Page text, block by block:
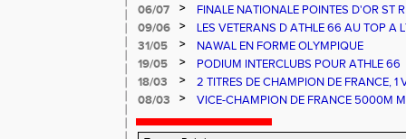
06/07
>
FINALE NATIONALE POINTES D'OR ST
D FRANCE ESPOIRS ET NATIONAUX
09/06 >
LES VETERANS D ATHLE 66 AU TOP A
31/05
>
NAWAL EN FORME OLYMPIQUE
19/05
>
PODIUM INTERCLUBS POUR ATHLE 66
18/03
>
2 TITRES DE CHAMPION DE FRANCE, 1
FRANCE ET UNE 3EME PLACE POUR
08/03 >
VICE-CHAMPION DE FRANCE 5000M